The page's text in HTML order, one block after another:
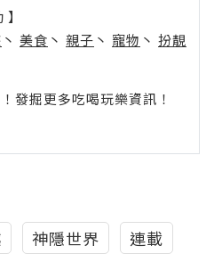
丶 美食 丶 親子 丶 寵物 丶 扮靚
掘更多吃喝玩樂資訊！
神隱世界
連載